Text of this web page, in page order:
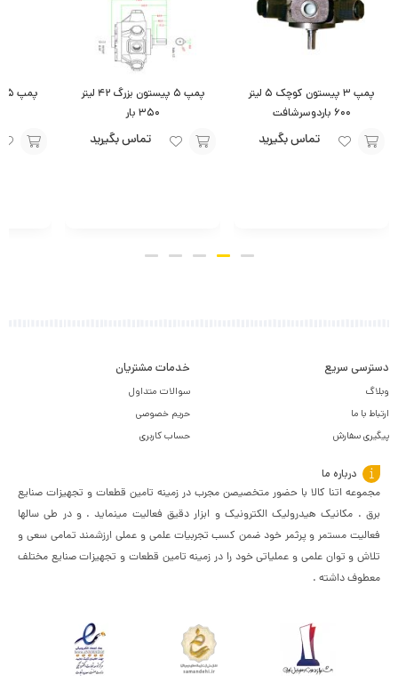
پمپ ۳ پیستون کوچک ۵ لیتر
۶۰۰ باردوسرشافت
تماس بگیرید
پمپ ۵ پیستون بزرگ ۴۲ لیتر
۳۵۰ بار
تماس بگیرید
دسترسی سریع
وبلاگ
ارتباط با ما
پیگیری سفارش
خدمات مشتریان
سوالات متداول
حریم خصوصی
حساب کاربری
درباره ما
مجموعه اتنا کالا با حضور متخصیصن مجرب در زمینه تامین قطعات و تجهیزات صنایع
برق . مکانیک هیدرولیک الکترونیک و ابزار دقیق فعالیت مینماید . و در طی سالها
فعالیت مستمر و پرثمر خود ضمن کسب تجربیات علمی و عملی ارزشمند تمامی سعی و
تلاش و توان علمی و عملیاتی خود را در زمینه تامین قطعات و تجهیزات صنایع مختلف
معطوف داشته .